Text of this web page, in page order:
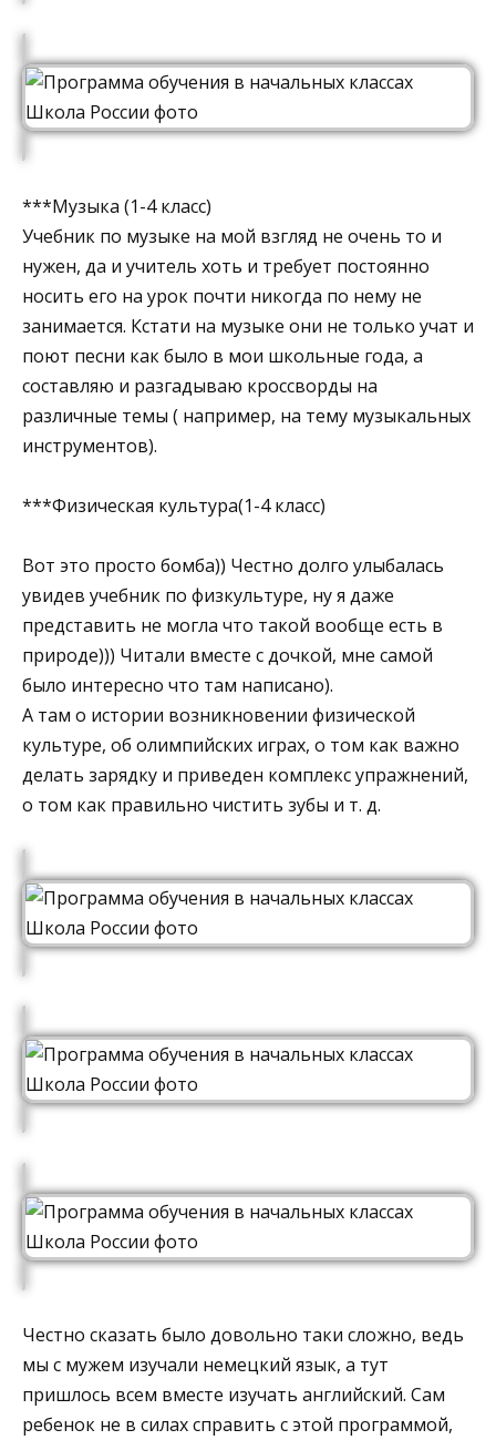
***Музыка (1-4 класс)
Учебник по музыке на мой взгляд не очень то и
нужен, да и учитель хоть и требует постоянно
носить его на урок почти никогда по нему не
занимается. Кстати на музыке они не только учат и
поют песни как было в мои школьные года, а
составляю и разгадываю кроссворды на
различные темы ( например, на тему музыкальных
инструментов).
***Физическая культура(1-4 класс)
Вот это просто бомба)) Честно долго улыбалась
увидев учебник по физкультуре, ну я даже
представить не могла что такой вообще есть в
природе))) Читали вместе с дочкой, мне самой
было интересно что там написано).
А там о истории возникновении физической
культуре, об олимпийских играх, о том как важно
делать зарядку и приведен комплекс упражнений,
о том как правильно чистить зубы и т. д.
Честно сказать было довольно таки сложно, ведь
мы с мужем изучали немецкий язык, а тут
пришлось всем вместе изучать английский. Сам
ребенок не в силах справить с этой программой,